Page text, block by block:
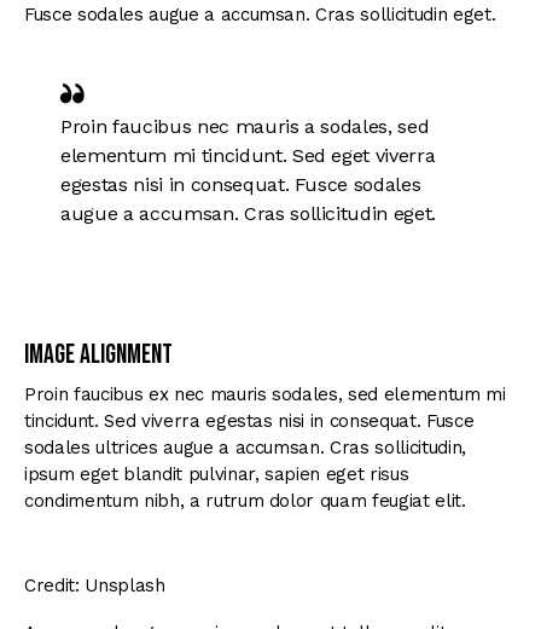
Fusce sodales augue a accumsan. Cras sollicitudin eget.
Proin faucibus nec mauris a sodales, sed
elementum mi tincidunt. Sed eget viverra
egestas nisi in consequat. Fusce sodales
augue a accumsan. Cras sollicitudin eget.
Image Alignment
Proin faucibus ex nec mauris sodales, sed elementum mi
tincidunt. Sed viverra egestas nisi in consequat. Fusce
sodales ultrices augue a accumsan. Cras sollicitudin,
ipsum eget blandit pulvinar, sapien eget risus
condimentum nibh, a rutrum dolor quam feugiat elit.
Credit: Unsplash